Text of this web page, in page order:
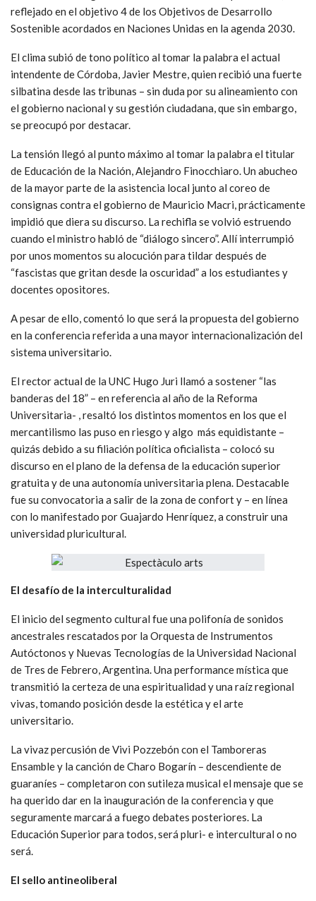
reflejado en el objetivo 4 de los Objetivos de Desarrollo
Sostenible acordados en Naciones Unidas en la agenda 2030.
El clima subió de tono político al tomar la palabra el actual
intendente de Córdoba, Javier Mestre, quien recibió una fuerte
silbatina desde las tribunas – sin duda por su alineamiento con
el gobierno nacional y su gestión ciudadana, que sin embargo,
se preocupó por destacar.
La tensión llegó al punto máximo al tomar la palabra el titular
de Educación de la Nación, Alejandro Finocchiaro. Un abucheo
de la mayor parte de la asistencia local junto al coreo de
consignas contra el gobierno de Mauricio Macri, prácticamente
impidió que diera su discurso. La rechifla se volvió estruendo
cuando el ministro habló de “diálogo sincero”. Allí interrumpió
por unos momentos su alocución para tildar después de
“fascistas que gritan desde la oscuridad” a los estudiantes y
docentes opositores.
A pesar de ello, comentó lo que será la propuesta del gobierno
en la conferencia referida a una mayor internacionalización del
sistema universitario.
El rector actual de la UNC Hugo Juri llamó a sostener “las
banderas del 18” – en referencia al año de la Reforma
Universitaria- , resaltó los distintos momentos en los que el
mercantilismo las puso en riesgo y algo más equidistante –
quizás debido a su filiación política oficialista – colocó su
discurso en el plano de la defensa de la educación superior
gratuita y de una autonomía universitaria plena. Destacable
fue su convocatoria a salir de la zona de confort y – en línea
con lo manifestado por Guajardo Henríquez, a construir una
universidad pluricultural.
El desafío de la interculturalidad
El inicio del segmento cultural fue una polifonía de sonidos
ancestrales rescatados por la Orquesta de Instrumentos
Autóctonos y Nuevas Tecnologías de la Universidad Nacional
de Tres de Febrero, Argentina. Una performance mística que
transmitió la certeza de una espiritualidad y una raíz regional
vivas, tomando posición desde la estética y el arte
universitario.
La vivaz percusión de Vivi Pozzebón con el Tamboreras
Ensamble y la canción de Charo Bogarín – descendiente de
guaraníes – completaron con sutileza musical el mensaje que se
ha querido dar en la inauguración de la conferencia y que
seguramente marcará a fuego debates posteriores. La
Educación Superior para todos, será pluri- e intercultural o no
será.
El sello antineoliberal